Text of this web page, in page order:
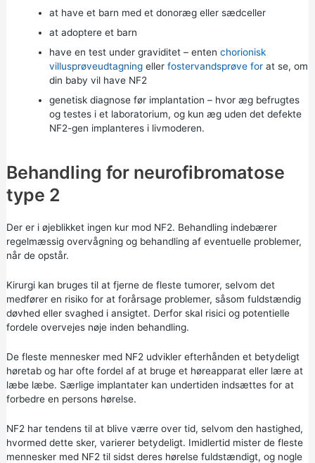
at have et barn med et donoræg eller sædceller
at adoptere et barn
have en test under graviditet – enten chorionisk
villusprøveudtagningeller fostervandsprøve forat se, om
din baby vil have NF2
genetisk diagnose før implantation – hvor æg befrugtes
og testes i et laboratorium, og kun æg uden det defekte
NF2-gen implanteres i livmoderen.
Behandling for neurofibromatose
type 2
Der er i øjeblikket ingen kur mod NF2. Behandling indebærer
regelmæssig overvågning og behandling af eventuelle problemer,
når de opstår.
Kirurgi kan bruges til at fjerne de fleste tumorer, selvom det
medfører en risiko for at forårsage problemer, såsom fuldstændig
døvhed eller svaghed i ansigtet. Derfor skal risici og potentielle
fordele overvejes nøje inden behandling.
De fleste mennesker med NF2 udvikler efterhånden et betydeligt
høretab og har ofte fordel af at bruge et høreapparat eller lære at
læbe læbe. Særlige implantater kan undertiden indsættes for at
forbedre en persons hørelse.
NF2 har tendens til at blive værre over tid, selvom den hastighed,
hvormed dette sker, varierer betydeligt. Imidlertid mister de fleste
mennesker med NF2 til sidst deres hørelse fuldstændigt, og nogle